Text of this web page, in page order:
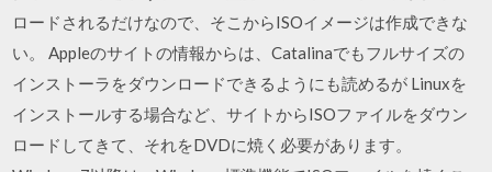
ロードされるだけなので、そこからISOイメージは作成できな
い。 Appleのサイトの情報からは、Catalinaでもフルサイズの
インストーラをダウンロードできるようにも読めるが Linuxを
インストールする場合など、サイトからISOファイルをダウン
ロードしてきて、それをDVDに焼く必要があります。